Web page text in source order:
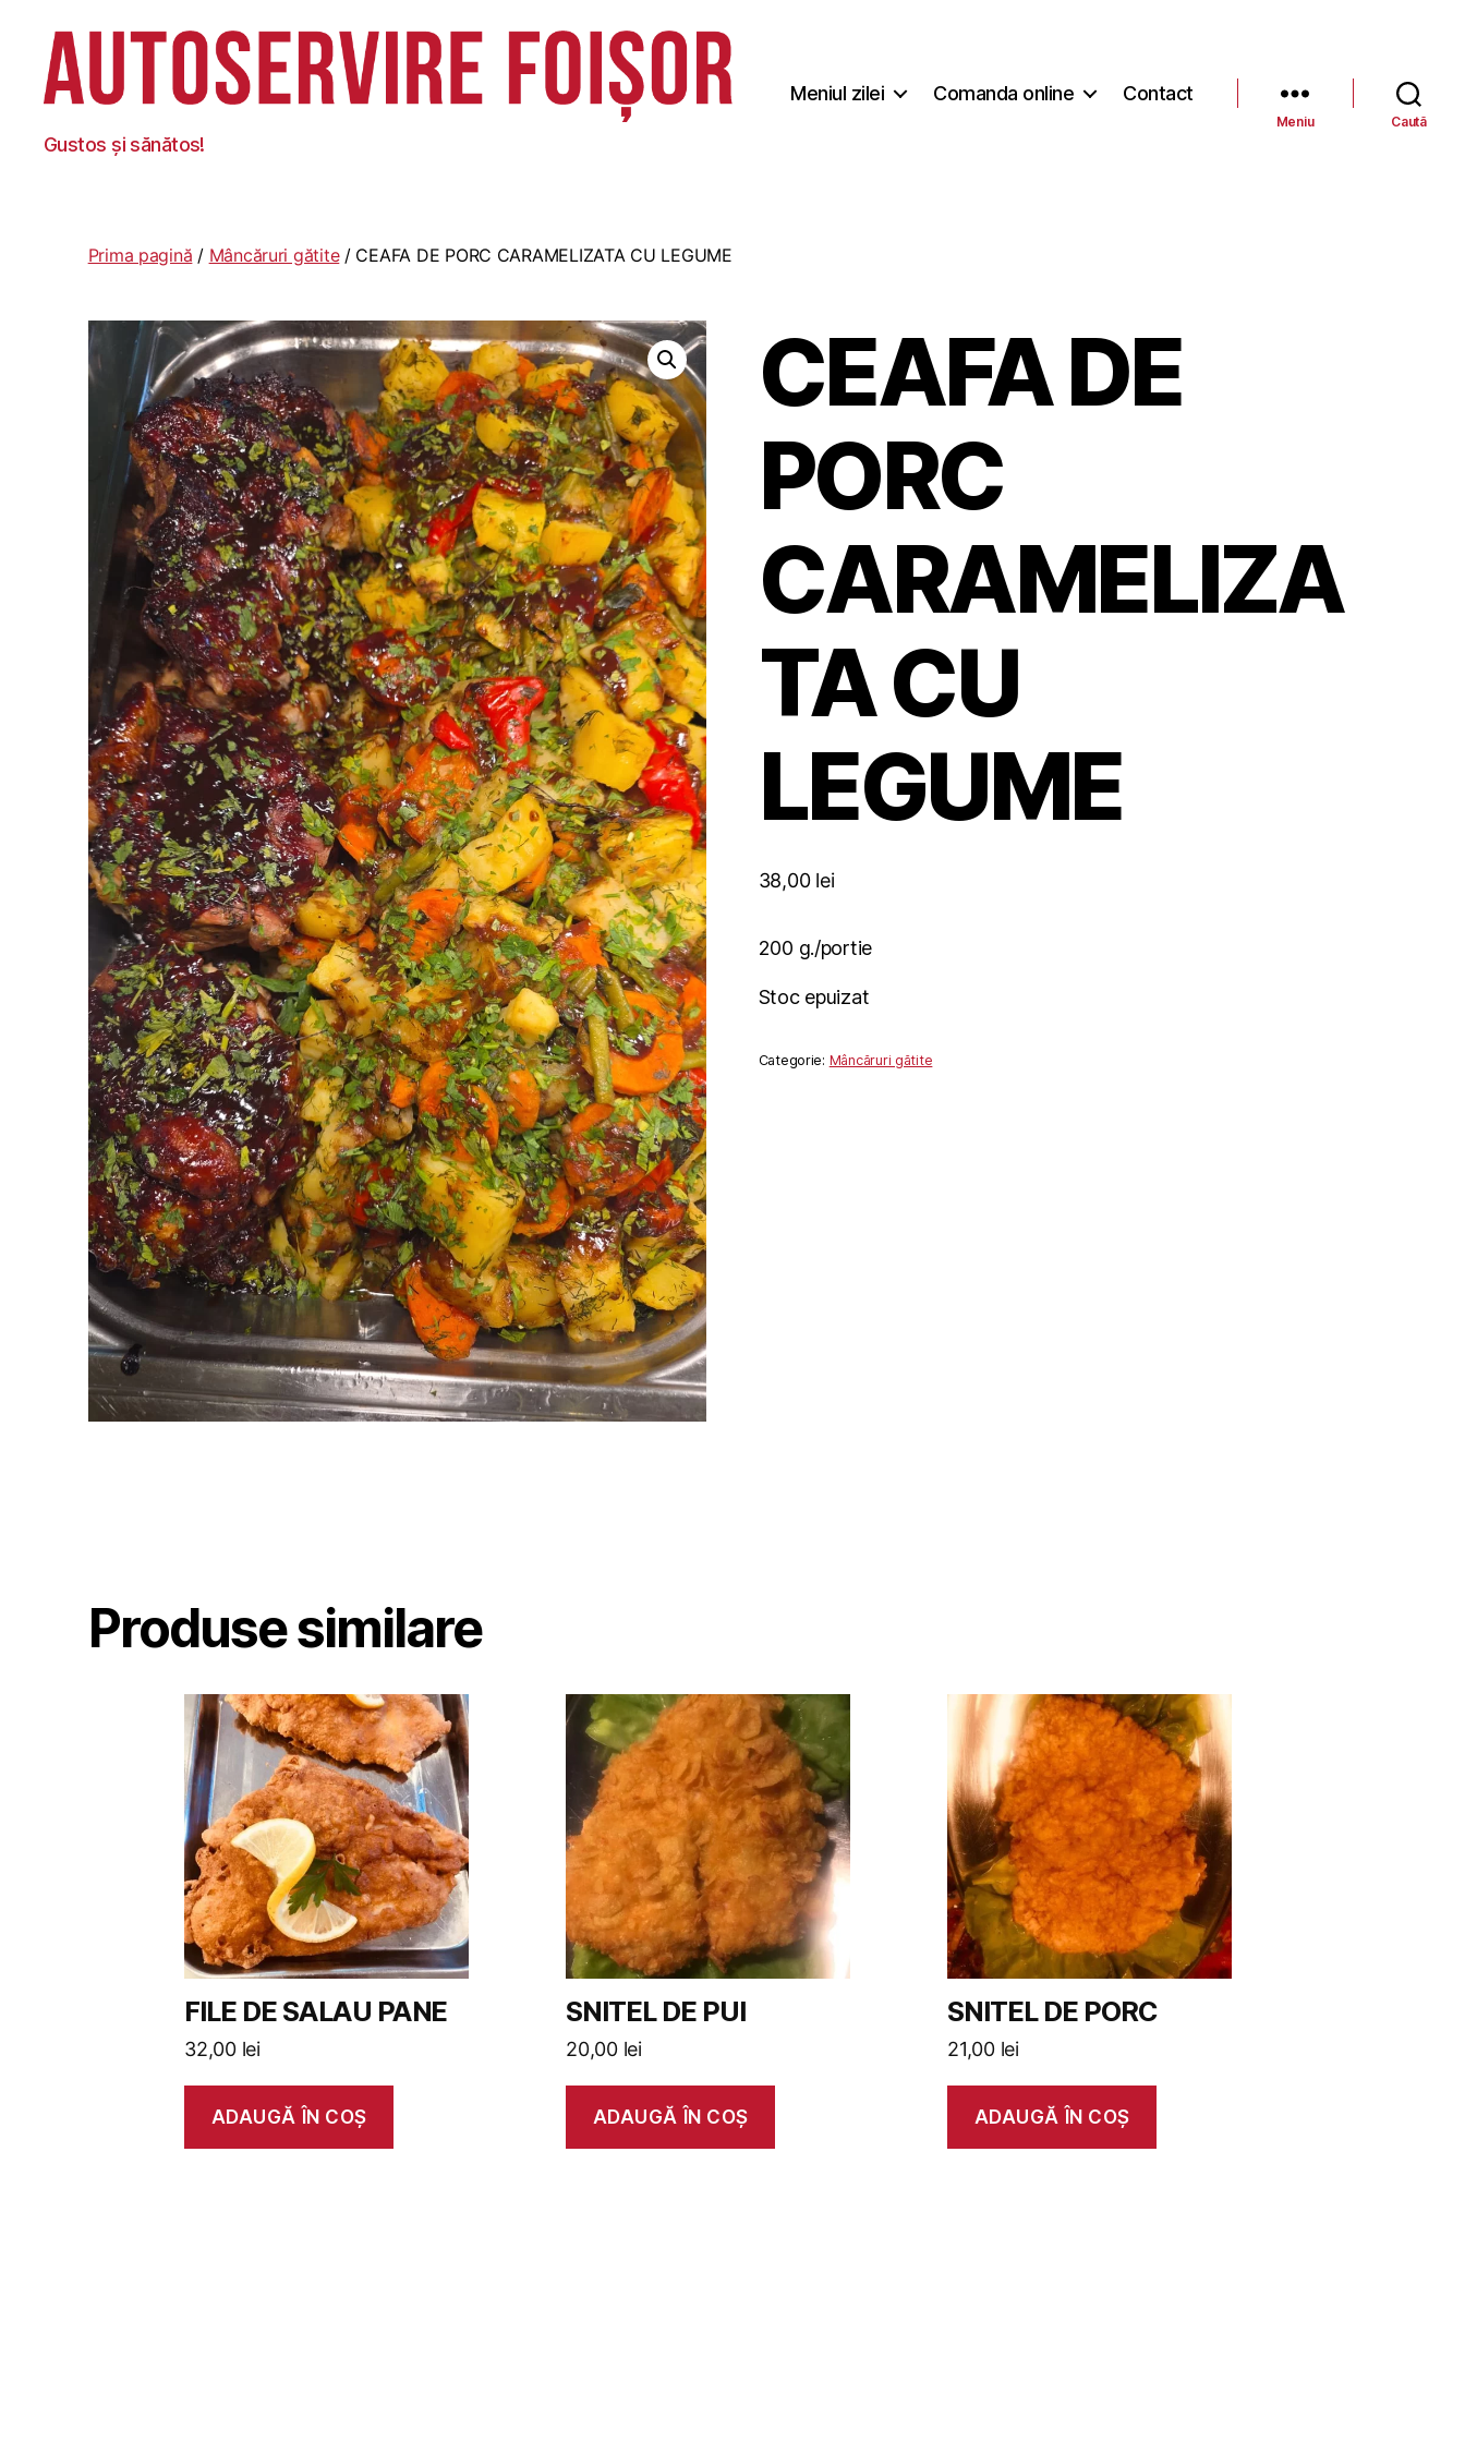
Autoservire
Foisor
Gustos și sănătos!
Meniul zilei Comanda online Contact
Meniu Caută
Prima pagină / Mâncăruri gătite/ CEAFA DE PORC CARAMELIZATA CU LEGUME
CEAFA DE
PORC
CARAMELIZA
TA CU
LEGUME
38,00 lei
200 g./portie
Stoc epuizat
Categorie: Mâncăruri gătite
Produse similare
FILE DE SALAU PANE
32,00 lei
ADAUGĂ ÎN COȘ
SNITEL DE PUI
20,00 lei
ADAUGĂ ÎN COȘ
SNITEL DE PORC
21,00 lei
ADAUGĂ ÎN COȘ